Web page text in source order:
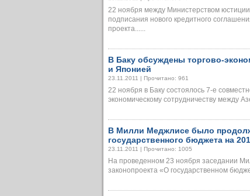
22 ноября между Министерством
подписания нового кредитного
проекта......
В Баку обсуждены торгово-
и Японией
23.11.2011 | Прочитано: 961
22 ноября в Баку состоялось 7-е
экономическому сотрудничеству между
В Милли Меджлисе было
государственного бюджета на
23.11.2011 | Прочитано: 1005
На проведенном 23 ноября заседании
законопроекта «О государственном